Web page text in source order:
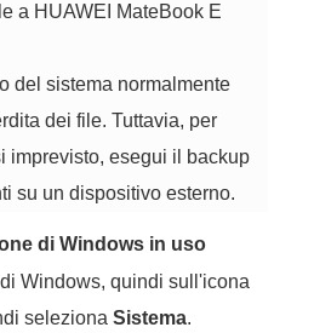
a HUAWEI MateBook E
del sistema normalmente
dei file. Tuttavia, per
imprevisto, esegui il backup
su un dispositivo esterno.
di Windows in uso
Windows, quindi sull'icona
selezionaSistema.